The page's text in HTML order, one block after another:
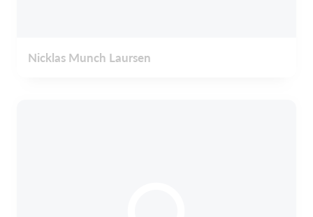
Nicklas Munch Laursen